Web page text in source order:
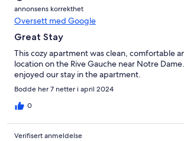
since there was so much to do every way you
restaurants surrounding, it would take months
metro is a two minute walk. We took the train
right side of the river where the Opera is. That
train ride. I have so many great things to say of
this space is available when I visit Paris again.
each time and send friends. Thank you so
annonsens korrekthet
Oversett med Google
Great Stay
This cozy apartment was clean, comfortable
location on the Rive Gauche near Notre
enjoyed our stay in the apartment.
Bodde her 7 netter i april 2024
0
Verifisert anmeldelse